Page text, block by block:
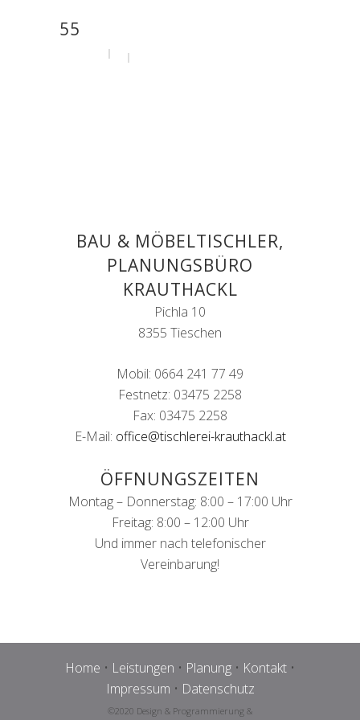
55
BAU & MÖBELTISCHLER,
PLANUNGSBÜRO
KRAUTHACKL
Pichla 10
8355 Tieschen
Mobil: 0664 241 77 49
Festnetz: 03475 2258
Fax: 03475 2258
E-Mail: office@tischlerei-krauthackl.at
ÖFFNUNGSZEITEN
Montag – Donnerstag: 8:00 – 17:00 Uhr
Freitag: 8:00 – 12:00 Uhr
Und immer nach telefonischer
Vereinbarung!
Home • Leistungen • Planung • Kontakt •
Impressum • Datenschutz
©2020 Design & Programmierung &